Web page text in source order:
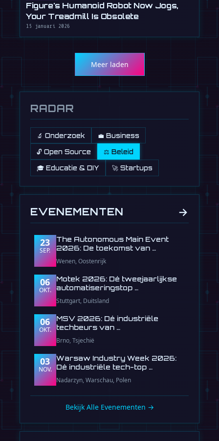
Figure's Humanoid Robot Now Jogs,
Your Treadmill Is Obsolete
15 januari 2026
Meer laden
RADAR
🔬 Onderzoek 💼 Business
🔓 Open Source ⚖️ Beleid
🎓 Educatie & DIY 🚀 Startups
EVENEMENTEN →
23
SEP.
The Autonomous Main Event
2026: De toekomst van …
Wenen, Oostenrijk
06
OKT.
Motek 2026: Dé tweejaarlijkse
automatiseringstop …
Stuttgart, Duitsland
06
OKT.
MSV 2026: Dé industriële
techbeurs van …
Brno, Tsjechië
03
NOV.
Warsaw Industry Week 2026:
Dé industriële tech-top …
Nadarzyn, Warschau, Polen
Bekijk Alle Evenementen →